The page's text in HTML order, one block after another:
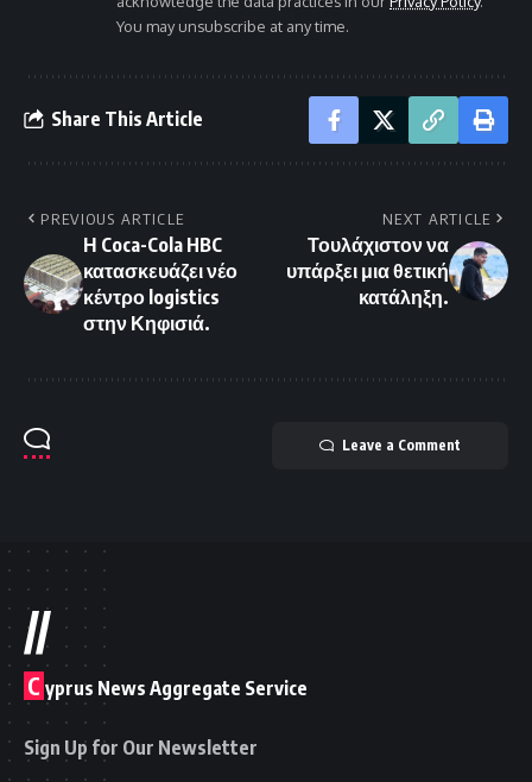
You may unsubscribe at any time.
Share This Article
PREVIOUS ARTICLE
Η Coca-Cola HBC
κατασκευάζει νέο
κέντρο logistics
στην Κηφισιά.
NEXT ARTICLE
Τουλάχιστον να
υπάρξει μια θετική
κατάληξη.
Leave a Comment
//
C yprus News Aggregate Service
Sign Up for Our Newsletter